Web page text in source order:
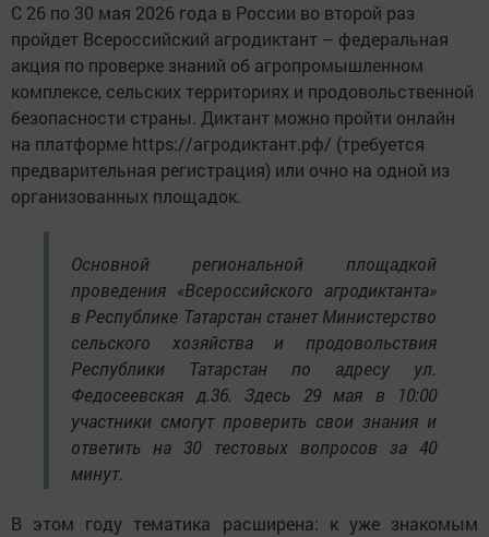
С 26 по 30 мая 2026 года в России во второй раз
пройдет Всероссийский агродиктант – федеральная
акция по проверке знаний об агропромышленном
комплексе, сельских территориях и продовольственной
безопасности страны. Диктант можно пройти онлайн
на платформе https://агродиктант.рф/ (требуется
предварительная регистрация) или очно на одной из
организованных площадок.
Основной региональной площадкой
проведения «Всероссийского агродиктанта»
в Республике Татарстан станет Министерство
сельского хозяйства и продовольствия
Республики Татарстан по адресу ул.
Федосеевская д.36. Здесь 29 мая в 10:00
участники смогут проверить свои знания и
ответить на 30 тестовых вопросов за 40
минут.
В этом году тематика расширена: к уже знакомым